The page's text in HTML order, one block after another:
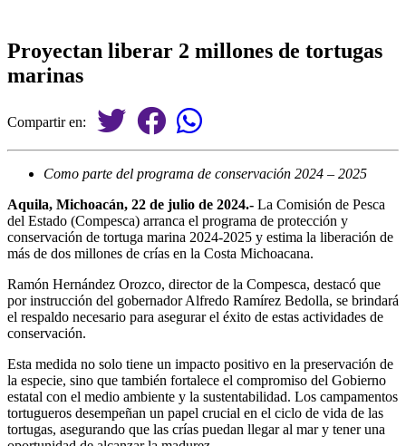
Proyectan liberar 2 millones de tortugas
marinas
Compartir en:
Como parte del programa de conservación 2024 – 2025
Aquila, Michoacán, 22 de julio de 2024.- La Comisión de Pesca
del Estado (Compesca) arranca el programa de protección y
conservación de tortuga marina 2024-2025 y estima la liberación de
más de dos millones de crías en la Costa Michoacana.
Ramón Hernández Orozco, director de la Compesca, destacó que
por instrucción del gobernador Alfredo Ramírez Bedolla, se brindará
el respaldo necesario para asegurar el éxito de estas actividades de
conservación.
Esta medida no solo tiene un impacto positivo en la preservación de
la especie, sino que también fortalece el compromiso del Gobierno
estatal con el medio ambiente y la sustentabilidad. Los campamentos
tortugueros desempeñan un papel crucial en el ciclo de vida de las
tortugas, asegurando que las crías puedan llegar al mar y tener una